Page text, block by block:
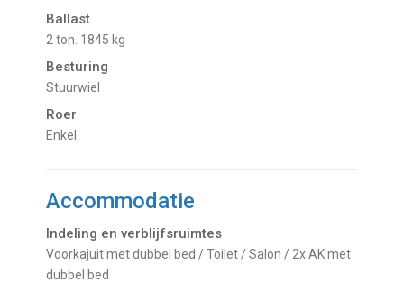
Ballast
2 ton. 1845 kg
Besturing
Stuurwiel
Roer
Enkel
Accommodatie
Indeling en verblijfsruimtes
Voorkajuit met dubbel bed / Toilet / Salon / 2x AK met
dubbel bed